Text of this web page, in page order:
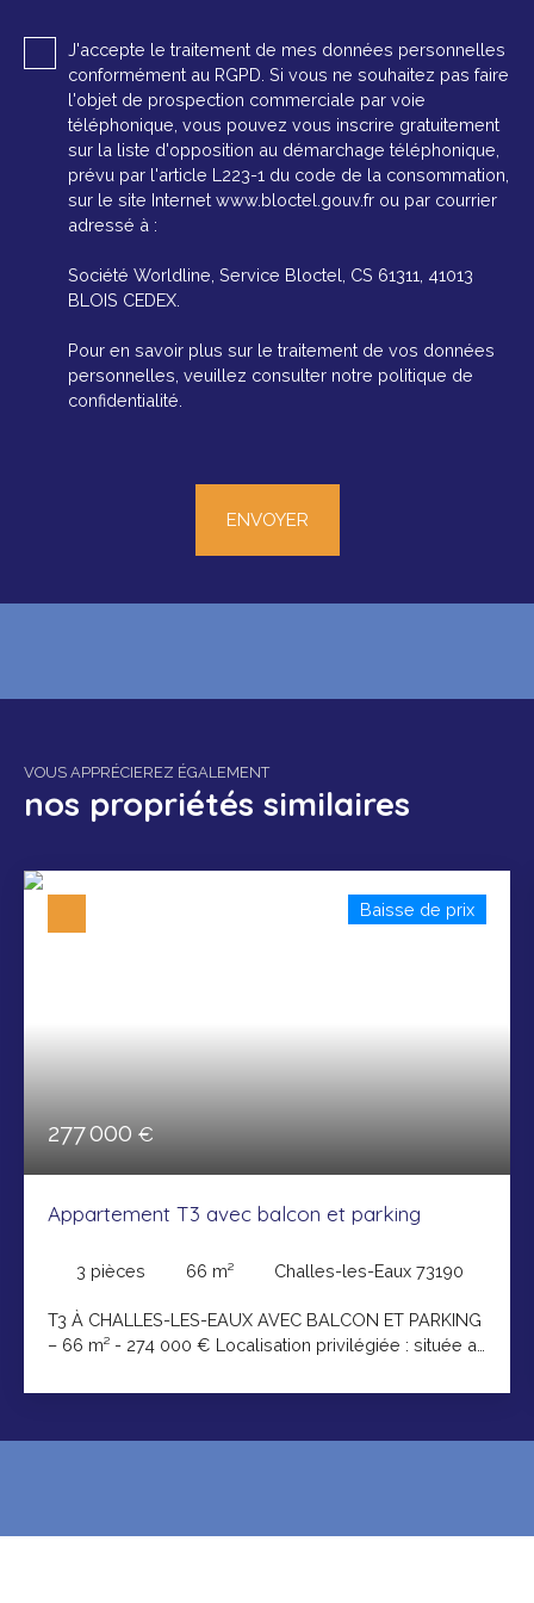
J'accepte le traitement de mes données personnelles
conformément au RGPD. Si vous ne souhaitez pas faire
l'objet de prospection commerciale par voie
téléphonique, vous pouvez vous inscrire gratuitement
sur la liste d'opposition au démarchage téléphonique,
prévu par l'article L223-1 du code de la consommation,
sur le site Internet www.bloctel.gouv.fr ou par courrier
adressé à :
Société Worldline, Service Bloctel, CS 61311, 41013
BLOIS CEDEX.
Pour en savoir plus sur le traitement de vos données
personnelles, veuillez consulter notre politique de
confidentialité
ENVOYER
VOUS APPRÉCIEREZ ÉGALEMENT
nos propriétés similaires
277 000 €
Baisse de prix
Appartement T3 avec balcon et parking
3 pièces 66 m² Challes-les-Eaux 73190
T3 À CHALLES-LES-EAUX AVEC BALCON ET PARKING
– 66 m² - 274 000 € Localisation privilégiée : située au
est situé dans résidence récente (construite en 2026),
exceptionnel : - À 10 minutes à pied du centre-ville -